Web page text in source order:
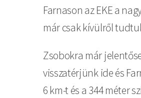
Farnason az EKE a
már csak kívülről
Zsobokra már
visszatérjünk ide és
6 km-t és a 344 méter